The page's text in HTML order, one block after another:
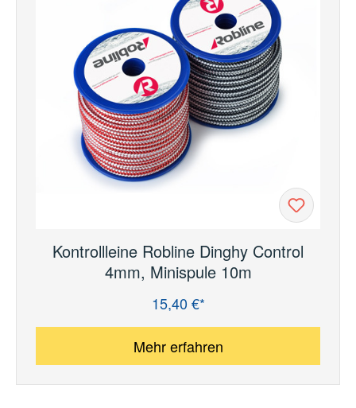
Kontrollleine Robline Dinghy Control
4mm, Minispule 10m
15,40 €*
Mehr erfahren